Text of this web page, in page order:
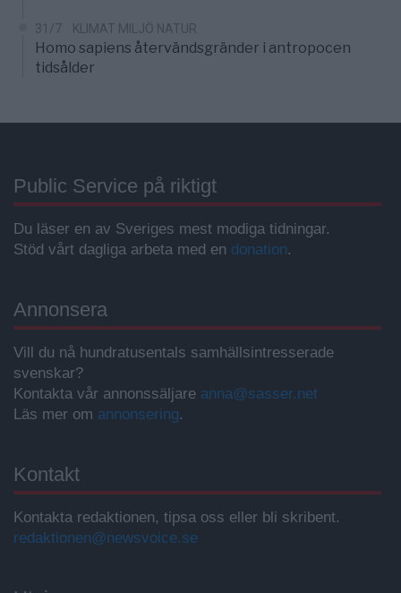
31/7 KLIMAT MILJÖ NATUR
Homo sapiens återvändsgränder i antropocen
tidsålder
Public Service på riktigt
Du läser en av Sveriges mest modiga tidningar.
Stöd vårt dagliga arbeta med en donation.
Annonsera
Vill du nå hundratusentals samhällsintresserade
svenskar?
Kontakta vår annonssäljare anna@sasser.net
Läs mer om annonsering.
Kontakt
Kontakta redaktionen, tipsa oss eller bli skribent.
redaktionen@newsvoice.se